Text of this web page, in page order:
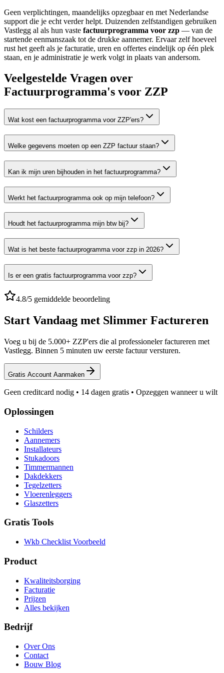
Geen verplichtingen, maandelijks opzegbaar en met Nederlandse
support die je echt verder helpt. Duizenden zelfstandigen gebruiken
Vastlegg al als hun vaste factuurprogramma voor zzp — van de
startende eenmanszaak tot de drukke aannemer. Ervaar zelf hoeveel
rust het geeft als je facturatie, uren en offertes eindelijk op één plek
staan, en je administratie je werk volgt in plaats van andersom.
Veelgestelde Vragen over
Factuurprogramma's voor ZZP
Wat kost een factuurprogramma voor ZZP'ers?
Welke gegevens moeten op een ZZP factuur staan?
Kan ik mijn uren bijhouden in het factuurprogramma?
Werkt het factuurprogramma ook op mijn telefoon?
Houdt het factuurprogramma mijn btw bij?
Wat is het beste factuurprogramma voor zzp in 2026?
Is er een gratis factuurprogramma voor zzp?
4.8/5 gemiddelde beoordeling
Start Vandaag met Slimmer Factureren
Voeg u bij de 5.000+ ZZP'ers die al professioneler factureren met
Vastlegg. Binnen 5 minuten uw eerste factuur versturen.
Gratis Account Aanmaken
Geen creditcard nodig • 14 dagen gratis • Opzeggen wanneer u wilt
Oplossingen
Schilders
Aannemers
Installateurs
Stukadoors
Timmermannen
Dakdekkers
Tegelzetters
Vloerenleggers
Glaszetters
Gratis Tools
Wkb Checklist Voorbeeld
Product
Kwaliteitsborging
Facturatie
Prijzen
Alles bekijken
Bedrijf
Over Ons
Contact
Bouw Blog